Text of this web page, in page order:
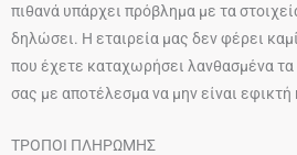
πιθανά υπάρχει πρόβλημα με τα
δηλώσει. Η εταιρεία μας δεν φέρει
που έχετε καταχωρήσει λανθασμένα τα
σας με αποτέλεσμα να μην είναι εφικτή
ΤΡΟΠΟΙ ΠΛΗΡΩΜΗΣ